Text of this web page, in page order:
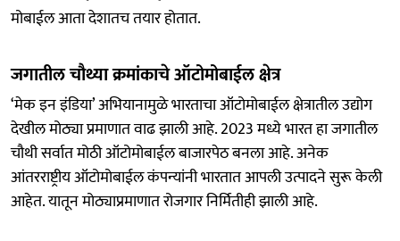
मोबाईल आता देशातच तयार होतात.
जगातील चौथ्या क्रमांकाचे ऑटोमोबाईल क्षेत्र
‘मेक इन इंडिया’ अभियानामुळे भारताचा ऑटोमोबाईल क्षेत्रातील उद्योग
देखील मोठ्या प्रमाणात वाढ झाली आहे. 2023 मध्ये भारत हा जगातील
चौथी सर्वात मोठी ऑटोमोबाईल बाजारपेठ बनला आहे. अनेक
आंतरराष्ट्रीय ऑटोमोबाईल कंपन्यांनी भारतात आपली उत्पादने सुरू केली
आहेत. यातून मोठ्याप्रमाणात रोजगार निर्मितीही झाली आहे.